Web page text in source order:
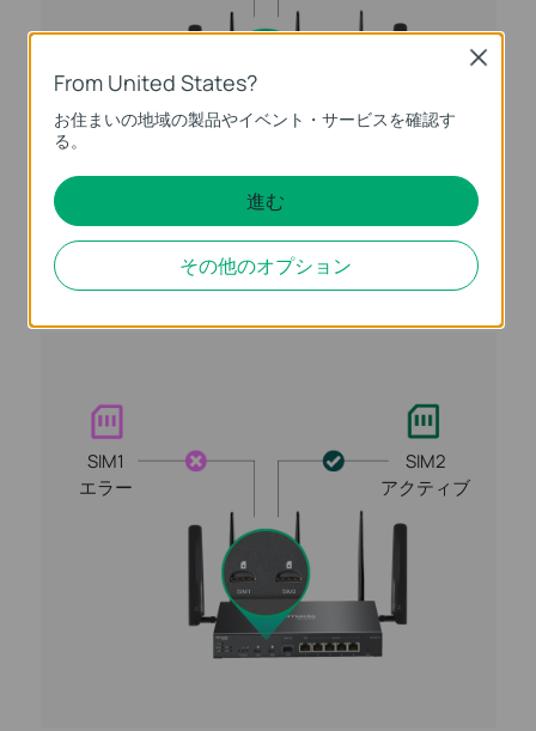
通常時
SIM1
エラー
SIM2
アクティブ
From United States?
お住まいの地域の製品やイベント・サービスを確認す
る。
進む
その他のオプション
Close